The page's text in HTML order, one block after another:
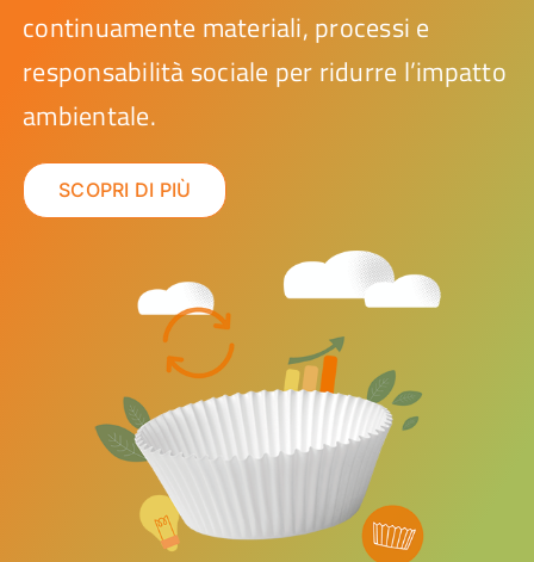
continuamente materiali, processi e
responsabilità sociale per ridurre l’impatto
ambientale.
SCOPRI DI PIÙ